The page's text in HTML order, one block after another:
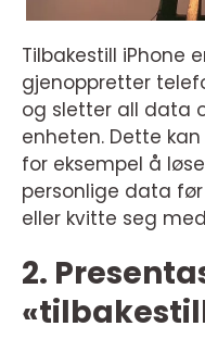
Tilbakestill iPhone
gjenoppretter
og sletter all data
enheten. Dette
for eksempel å
personlige data
eller kvitte seg
2.